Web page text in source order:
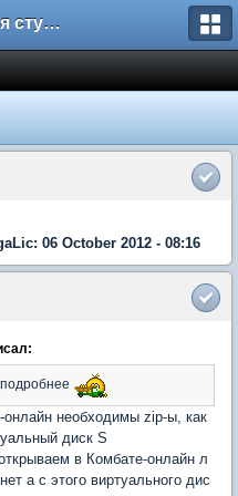
Форум для студента СГА
06 October 2012 - 08:16
необходимы zip-ы, как
диск S
в Комбате-онлайн л
а с этого виртуального дис